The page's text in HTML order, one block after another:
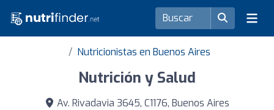
Nutricionistas en Buenos Aires
Nutrición y Salud
Av. Rivadavia 3645, C1176, Buenos Aires